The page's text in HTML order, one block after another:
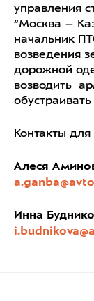
управления
“Москва –
начальник
возведения
дорожной
возводить
Контакты
Алеся
Инна